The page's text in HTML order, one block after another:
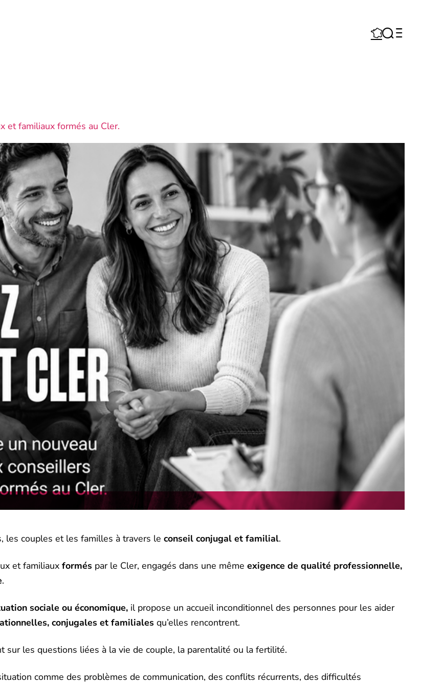
 
et familiaux formés au Cler.
les couples et les familles à travers leconseil conjugal et familial.
et familiauxformés par le Cler, engagés dans une mêmeexigence dequalité professionnelle,
.
sociale ou économique, il propose un accueil inconditionnel des personnes pour les aider
conjugales et familialesqu’elles rencontrent.
sur les questions liées à la vie de couple, la parentalité ou la fertilité.
comme des problèmes de communication, des conflits récurrents, des difficultés